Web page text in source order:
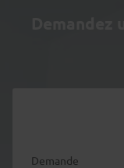
Demande